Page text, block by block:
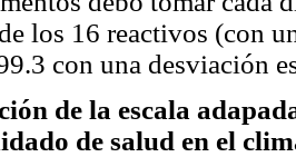
los 16 reactivos (con
con una desviación
de la escala
de salud en el